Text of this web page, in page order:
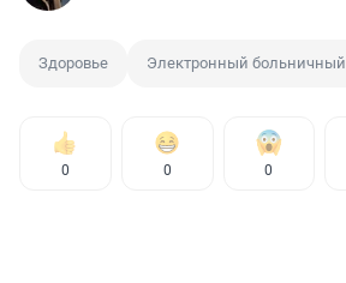
Здоровье Электронный больничный
0 0 0